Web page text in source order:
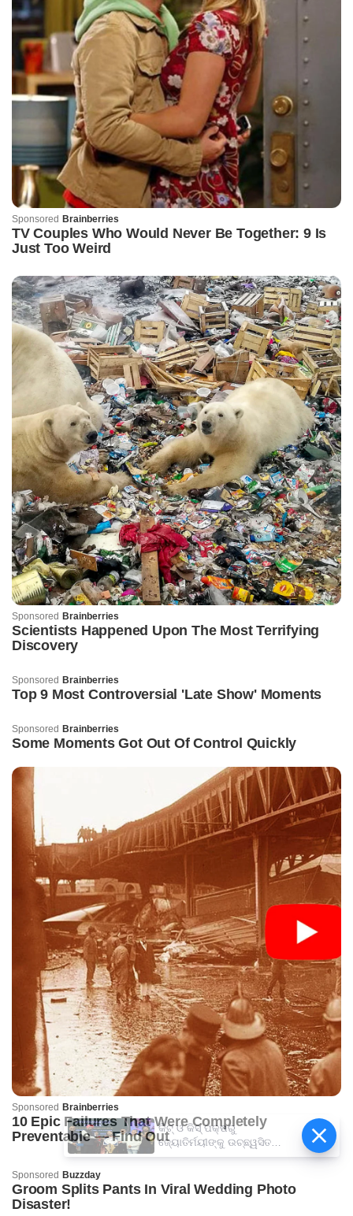
କିଟ୍‍ ଓ କିସ୍‍ ପକ୍ଷରୁ
ଜ୍ୟୋତିର୍ମୟୀଙ୍କୁ ଉଚ୍ଛ୍ୱସିତ
ସମ୍ବର୍ଦ୍ଧନା; ୫ଲକ୍ଷ ଟଙ୍କାର